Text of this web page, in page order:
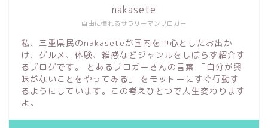
自由に憧れるサラリーマンブロガー
nakasete
私、三重県民のnakaseteが国内を中心としたお出か
け、グルメ、体験、雑感などジャンルをしぼらず紹介す
るブログです。 とあるブロガーさんの言葉 「自分が興
味がないことをやってみる」 をモットーにすぐ行動す
るようにしています。この考えひとつで人生変わります
よ。